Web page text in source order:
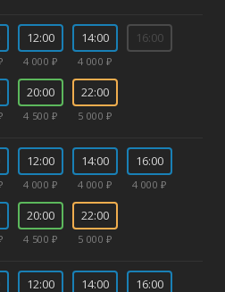
12:00
4 000 ₽
14:00
4 000 ₽
16:00
20:00
4 500 ₽
22:00
5 000 ₽
12:00
4 000 ₽
14:00
4 000 ₽
16:00
4 000 ₽
20:00
4 500 ₽
22:00
5 000 ₽
12:00 14:00 16:00